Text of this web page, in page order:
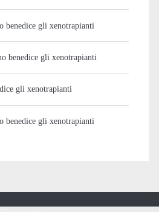
benedice gli xenotrapianti
benedice gli xenotrapianti
gli xenotrapianti
benedice gli xenotrapianti